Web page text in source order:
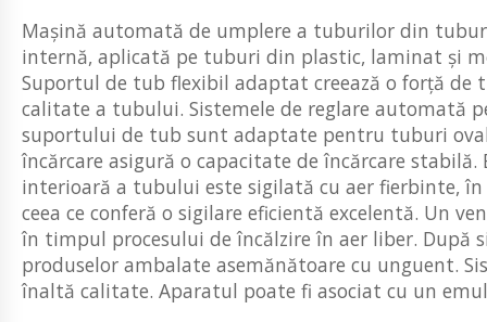
Mașină automată de umplere a tuburilor din
internă, aplicată pe tuburi din plastic, laminat și
Suportul de tub flexibil adaptat creează o forță de
calitate a tubului. Sistemele de reglare automată
suportului de tub sunt adaptate pentru tuburi
încărcare asigură o capacitate de încărcare stabilă.
interioară a tubului este sigilată cu aer fierbinte,
ceea ce conferă o sigilare eficientă excelentă. Un
în timpul procesului de încălzire în aer liber. După
produselor ambalate asemănătoare cu unguent.
înaltă calitate. Aparatul poate fi asociat cu un